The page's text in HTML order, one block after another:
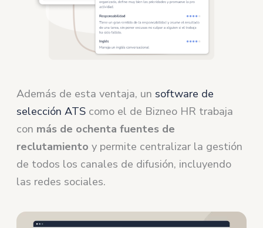
Además de esta ventaja, un software de
selección ATS como el de Bizneo HR trabaja
con más de ochenta fuentes de
reclutamiento y permite centralizar la gestión
de todos los canales de difusión, incluyendo
las redes sociales.